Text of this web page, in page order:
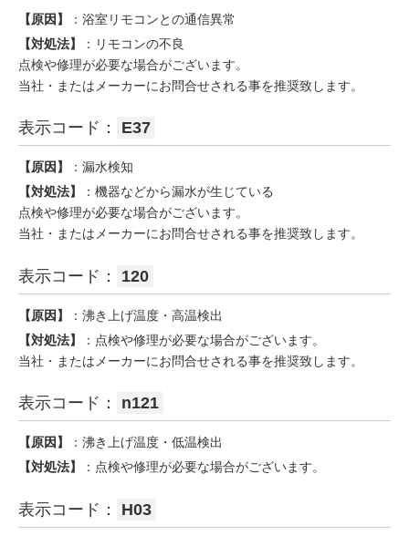
【原因】
：浴室リモコンとの通信異常
【対処法】
：リモコンの不良
点検や修理が必要な場合がございます。
当社・またはメーカーにお問合せされる事を推奨致します。
表示コード： E37
【原因】
：漏水検知
【対処法】
：機器などから漏水が生じている
点検や修理が必要な場合がございます。
当社・またはメーカーにお問合せされる事を推奨致します。
表示コード： 120
【原因】
：沸き上げ温度・高温検出
【対処法】
：点検や修理が必要な場合がございます。
当社・またはメーカーにお問合せされる事を推奨致します。
表示コード： n121
【原因】
：沸き上げ温度・低温検出
【対処法】
：点検や修理が必要な場合がございます。
表示コード： H03